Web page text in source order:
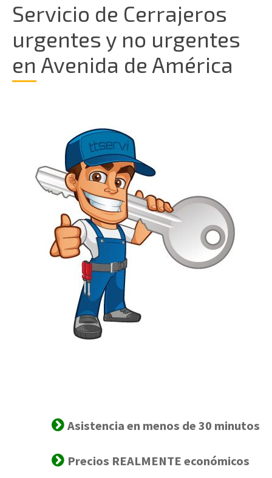
Servicio de Cerrajeros
urgentes y no urgentes
en Avenida de América
Asistencia en menos de 30 minutos
Precios REALMENTE económicos